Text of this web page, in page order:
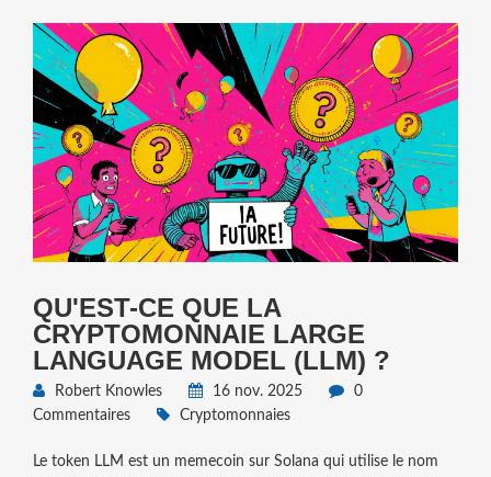
QU'EST-CE QUE LA
CRYPTOMONNAIE LARGE
LANGUAGE MODEL (LLM) ?
Robert Knowles 16 nov. 2025
0
Commentaires
Cryptomonnaies
Le token LLM est un memecoin sur Solana qui utilise le nom